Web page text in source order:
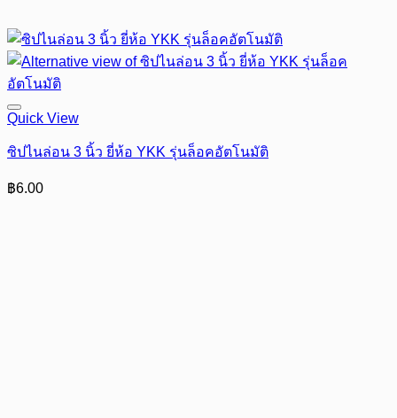
Quick View
ซิปไนล่อน 3 นิ้ว ยี่ห้อ YKK รุ่นล็อคอัตโนมัติ
฿6.00